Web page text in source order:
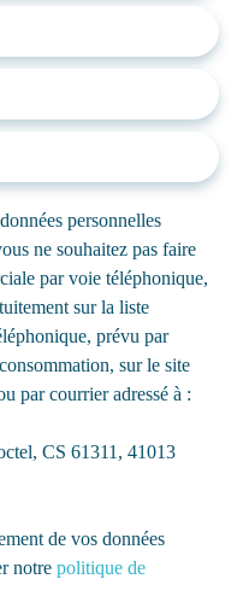
personnelles
ne souhaitez pas faire
par voie téléphonique,
sur la liste
prévu par
sur le site
par courrier adressé à :
CS 61311, 41013
de vos données
notre politique de